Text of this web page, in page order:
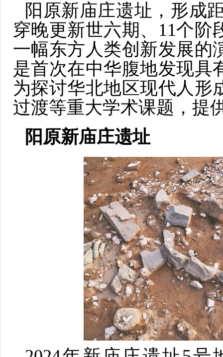
阳原新庙庄遗址，形成
穿晚更新世六期、11个阶
一幅东方人类创新发展的
是首次在中华腹地发现具
为探讨华北地区现代人
过渡等重大学术课题，提
阳原新庙庄遗址